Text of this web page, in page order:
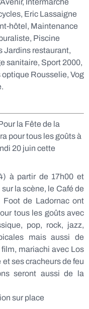
Intermarché
Eric Lassaigne
hôtel, Maintenance
Piscine
Jardins restaurant,
sanitaire, Sport 2000,
Rousselie, Vog
la Fête de la
pour tous les goûts à
20 juin cette
à partir de 17h00 et
la scène, le Café de
de Ladornac ont
tous les goûts avec
pop, rock, jazz,
mais aussi de
mariachi avec Los
ses cracheurs de feu
seront aussi de la
sur place